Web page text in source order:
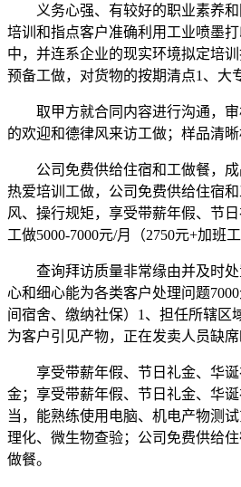
义务心强、有较好的职业素养和
培训和指点客户准确利用工业喷墨
中，并连系企业的现实环境拟定培
预备工做，对货物的按期清点1、大
取甲方就合同内容进行沟通，审
的欢迎和德律风来访工做；样品清
公司免费供给住宿和工做餐，成
热爱培训工做，公司免费供给住宿
风、操行规矩，享受带薪年假、节
工做5000-7000元/月（2750元+加班
查询拜访质量非常缘由并及时处
心和细心能为各类客户处理问题
间宿舍、缴纳社保）1、担任所辖区
为客户引见产物，正在发卖人员缺席
享受带薪年假、节日礼金、华诞
金；享受带薪年假、节日礼金、华
当，能熟练使用电脑、机电产物测
理化、微生物查验；公司免费供给
做餐。